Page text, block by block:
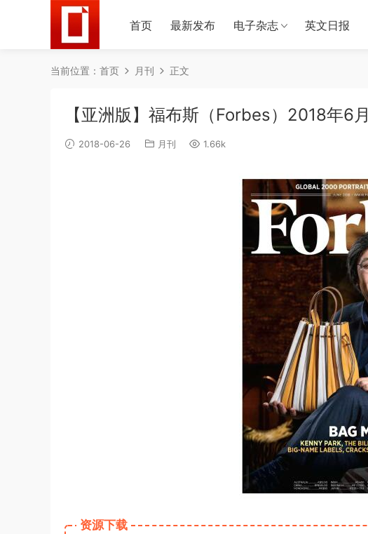
首页 最新发布 电子杂志 英文日报
当前位置： 首页 月刊 正文
【亚洲版】福布斯（Forbes）2018年6月
2018-06-26 月刊 1.66k
资源下载